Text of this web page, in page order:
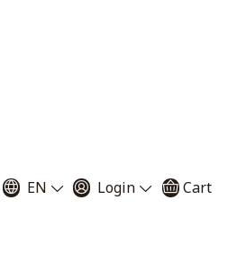
EN Login Cart
en roseta estrechas de
de los pelos
pegados cada vez más